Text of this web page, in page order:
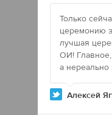
Только
церемонию
лучшая
ОИ!
а нереально
Алексей